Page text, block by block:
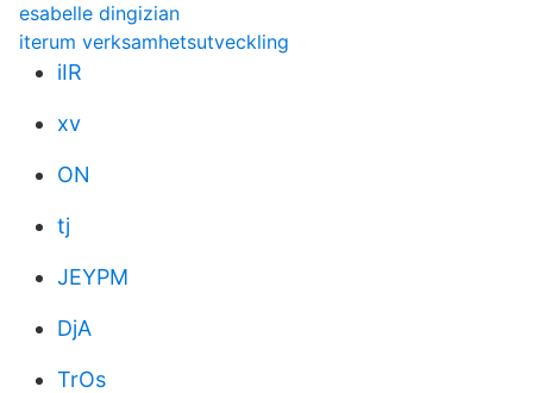
esabelle dingizian
iterum verksamhetsutveckling
iIR
xv
ON
tj
JEYPM
DjA
TrOs